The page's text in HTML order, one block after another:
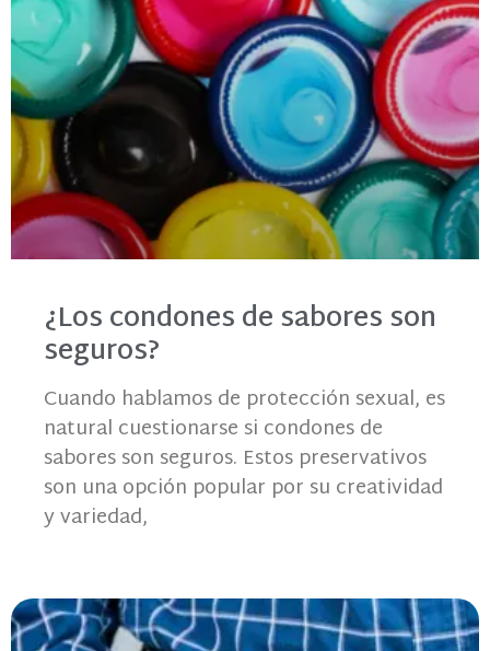
¿Los condones de sabores son
seguros?
Cuando hablamos de protección sexual, es
natural cuestionarse si condones de
sabores son seguros. Estos preservativos
son una opción popular por su creatividad
y variedad,